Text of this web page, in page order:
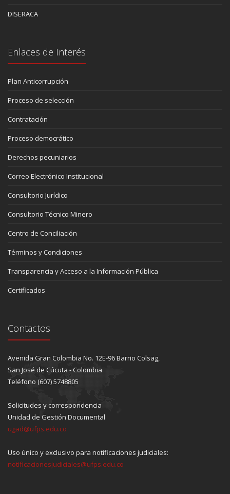
DISERACA
Enlaces de Interés
Plan Anticorrupción
Proceso de selección
Contratación
Proceso democrático
Derechos pecuniarios
Correo Electrónico Institucional
Consultorio Jurídico
Consultorio Técnico Minero
Centro de Conciliación
Términos y Condiciones
Transparencia y Acceso a la Información Pública
Certificados
Contactos
Avenida Gran Colombia No. 12E-96 Barrio Colsag,
San José de Cúcuta - Colombia
Teléfono (607) 5748805
Solicitudes y correspondencia
Unidad de Gestión Documental
ugad@ufps.edu.co
Uso único y exclusivo para notificaciones judiciales:
notificacionesjudiciales@ufps.edu.co